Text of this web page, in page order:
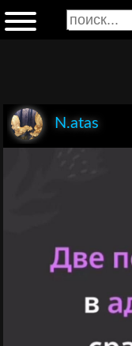
N.atas